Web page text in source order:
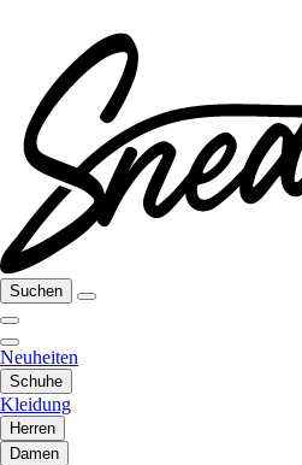
Suchen
Neuheiten
Schuhe
Kleidung
Herren
Damen